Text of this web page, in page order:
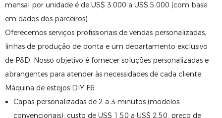
mensal por unidade é de US$ 3.000 a US$ 5.000 (com base
em dados dos parceiros).
Oferecemos serviços profissionais de vendas personalizadas,
linhas de produção de ponta e um departamento exclusivo
de P&D. Nosso objetivo é fornecer soluções personalizadas e
abrangentes para atender às necessidades de cada cliente.
Máquina de estojos DIY F6
Capas personalizadas de 2 a 3 minutos (modelos
convencionais); custo de US$ 1,50 a US$ 2,50, preço de